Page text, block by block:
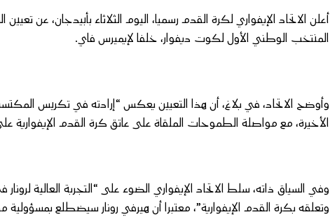
أعلن الاتحاد الإيفواري لكرة القدم رسميا، اليوم الثلاثاء بأبيدجان، عن
المنتخب الوطني الأول لكوت ديفوار، خلفا لإيميرس فاي.
وأوضح الاتحاد، في بلاغ، أن هذا التعيين يعكس “إرادته في تكريس
الأخيرة، مع مواصلة الطموحات الملقاة على عاتق كرة القدم الإيفوارية على
وفي السياق ذاته، سلط الاتحاد الإيفواري الضوء على “التجربة العالية
وتعلقه بكرة القدم الإيفوارية”، معتبرا أن هيرفي رونار سيضطلع